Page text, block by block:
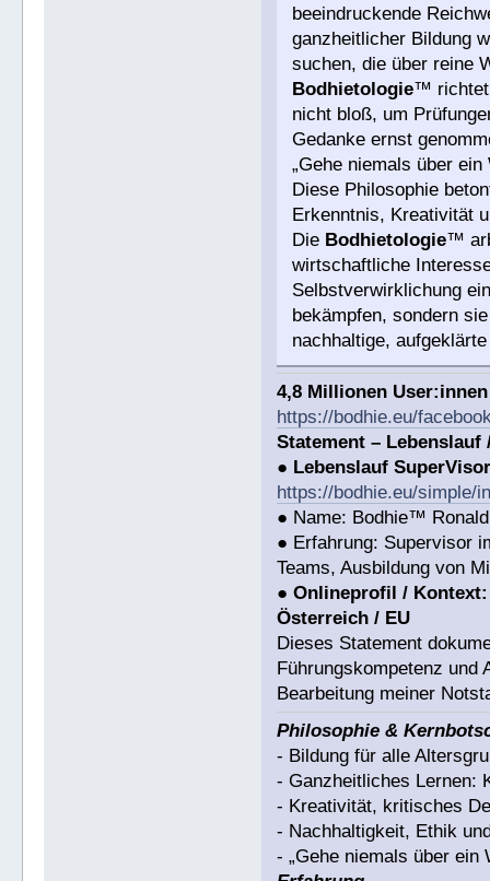
beeindruckende
ganzheitlicher Bildung
suchen, die über reine
Bodhietologie™ richtet
nicht bloß, um
Gedanke ernst
„Gehe niemals über
Diese Philosophie
Erkenntnis, Kreativität
Die Bodhietologie™
wirtschaftliche
Selbstverwirklichung
bekämpfen, sondern
nachhaltige,
4,8 Millionen
https://bodhie.eu/
Statement –
● Lebenslauf
https://bodhie.eu/simple/
● Name: Bodhie™
● Erfahrung: Supervisor
Teams, Ausbildung von
●Onlineprofil / Kontext:
Österreich / EU
Dieses Statement
Führungskompetenz und
Bearbeitung meiner
Philosophie &
- Bildung für alle
- Ganzheitliches Lernen:
- Kreativität, kritisches
- Nachhaltigkeit, Ethik
- „Gehe niemals über